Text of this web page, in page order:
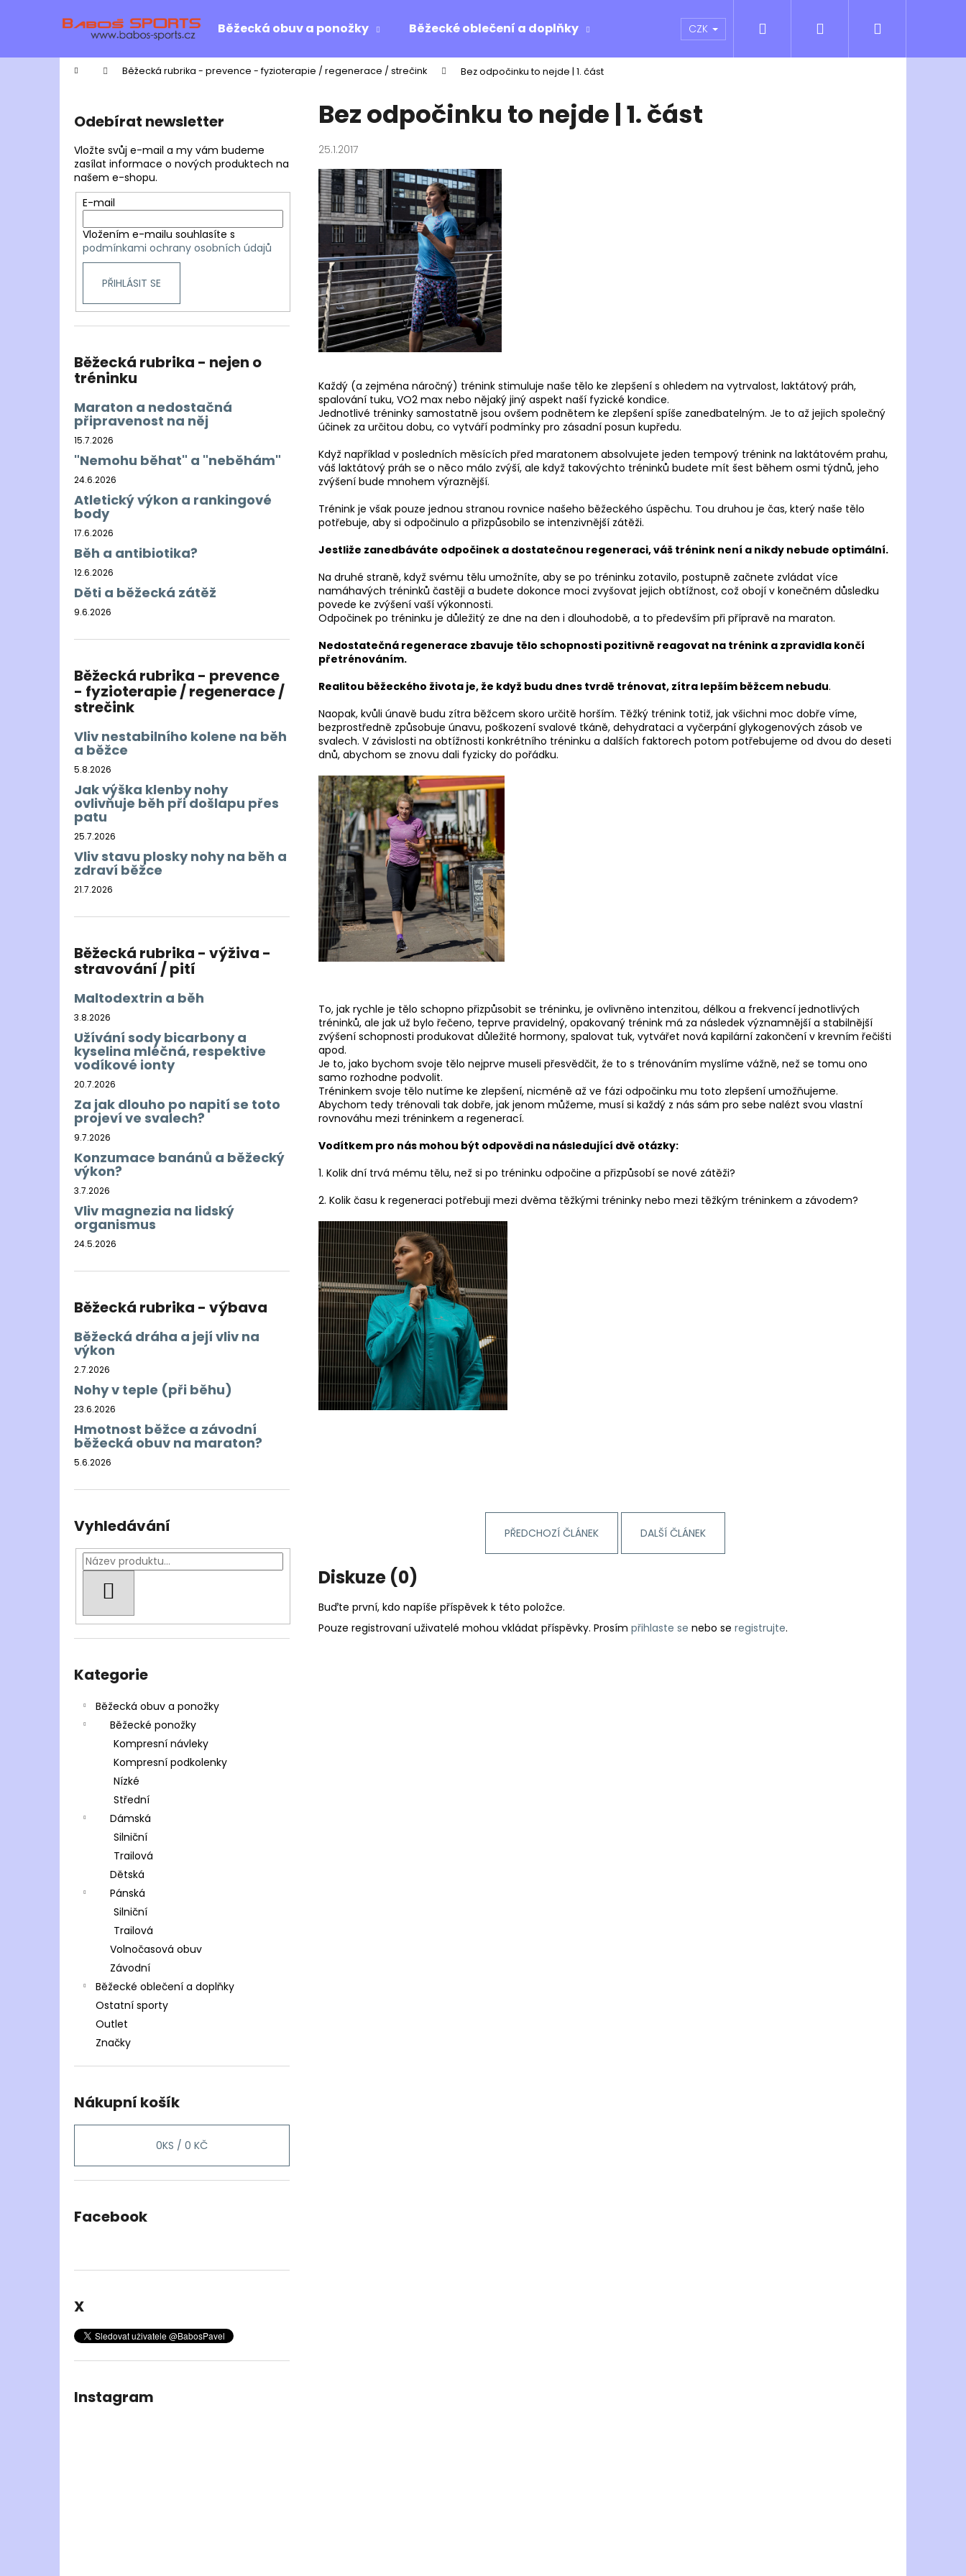
Běžecká obuv a ponožky Běžecké oblečení a doplňky Ostatní sporty Outlet Obchodní podmínky
CZK Přihlášení
Domů Běžecká rubrika - prevence - fyzioterapie / regenerace / strečink Bez odpočinku to nejde | 1. část
Odebírat newsletter
Vložte svůj e-mail a my vám budeme
zasílat informace o nových produktech na
našem e-shopu.
E-mail
Vložením e-mailu souhlasíte s
podmínkami ochrany osobních údajů
PŘIHLÁSIT SE
Běžecká rubrika - nejen o
tréninku
Maraton a nedostačná
připravenost na něj
15.7.2026
"Nemohu běhat" a "neběhám"
24.6.2026
Atletický výkon a rankingové
body
17.6.2026
Běh a antibiotika?
12.6.2026
Děti a běžecká zátěž
9.6.2026
Běžecká rubrika - prevence
- fyzioterapie / regenerace /
strečink
Vliv nestabilního kolene na běh
a běžce
5.8.2026
Jak výška klenby nohy
ovlivňuje běh při došlapu přes
patu
25.7.2026
Vliv stavu plosky nohy na běh a
zdraví běžce
21.7.2026
Běžecká rubrika - výživa -
stravování / pití
Maltodextrin a běh
3.8.2026
Užívání sody bicarbony a
kyselina mléčná, respektive
vodíkové ionty
20.7.2026
Za jak dlouho po napití se toto
projeví ve svalech?
9.7.2026
Konzumace banánů a běžecký
výkon?
3.7.2026
Vliv magnezia na lidský
organismus
24.5.2026
Běžecká rubrika - výbava
Běžecká dráha a její vliv na
výkon
2.7.2026
Nohy v teple (při běhu)
23.6.2026
Hmotnost běžce a závodní
běžecká obuv na maraton?
5.6.2026
Vyhledávání
kategorie
Kategorie
Běžecká obuv a ponožky
Běžecké ponožky
Kompresní návleky
Kompresní podkolenky
Nízké
Střední
Dámská
Silniční
Trailová
Dětská
Pánská
Silniční
Trailová
Volnočasová obuv
Závodní
Běžecké oblečení a doplňky
Ostatní sporty
Outlet
Značky
Nákupní košík
0KS / 0 KČ
Facebook
X
Instagram
Bez odpočinku to nejde | 1. část
25.1.2017
Každý (a zejména náročný) trénink stimuluje naše tělo ke zlepšení s ohledem na vytrvalost, laktátový práh,
spalování tuku, VO2 max nebo nějaký jiný aspekt naší fyzické kondice.
Jednotlivé tréninky samostatně jsou ovšem podnětem ke zlepšení spíše zanedbatelným. Je to až jejich společný
účinek za určitou dobu, co vytváří podmínky pro zásadní posun kupředu.
Když například v posledních měsících před maratonem absolvujete jeden tempový trénink na laktátovém prahu,
váš laktátový práh se o něco málo zvýší, ale když takovýchto tréninků budete mít šest během osmi týdnů, jeho
zvýšení bude mnohem výraznější.
Trénink je však pouze jednou stranou rovnice našeho běžeckého úspěchu. Tou druhou je čas, který naše tělo
potřebuje, aby si odpočinulo a přizpůsobilo se intenzivnější zátěži.
Jestliže zanedbáváte odpočinek a dostatečnou regeneraci, váš trénink není a nikdy nebude optimální.
Na druhé straně, když svému tělu umožníte, aby se po tréninku zotavilo, postupně začnete zvládat více
namáhavých tréninků častěji a budete dokonce moci zvyšovat jejich obtížnost, což obojí v konečném důsledku
povede ke zvýšení vaší výkonnosti.
Odpočinek po tréninku je důležitý ze dne na den i dlouhodobě, a to především při přípravě na maraton.
Nedostatečná regenerace zbavuje tělo schopnosti pozitivně reagovat na trénink a zpravidla končí
přetrénováním.
Realitou běžeckého života je, že když budu dnes tvrdě trénovat, zítra lepším běžcem nebudu.
Naopak, kvůli únavě budu zítra běžcem skoro určitě horším. Těžký trénink totiž, jak všichni moc dobře víme,
bezprostředně způsobuje únavu, poškození svalové tkáně, dehydrataci a vyčerpání glykogenových zásob ve
svalech. V závislosti na obtížnosti konkrétního tréninku a dalších faktorech potom potřebujeme od dvou do deseti
dnů, abychom se znovu dali fyzicky do pořádku.
To, jak rychle je tělo schopno přizpůsobit se tréninku, je ovlivněno intenzitou, délkou a frekvencí jednotlivých
tréninků, ale jak už bylo řečeno, teprve pravidelný, opakovaný trénink má za následek významnější a stabilnější
zvýšení schopnosti produkovat důležité hormony, spalovat tuk, vytvářet nová kapilární zakončení v krevním řečišti
apod.
Je to, jako bychom svoje tělo nejprve museli přesvědčit, že to s trénováním myslíme vážně, než se tomu ono
samo rozhodne podvolit.
Tréninkem svoje tělo nutíme ke zlepšení, nicméně až ve fázi odpočinku mu toto zlepšení umožňujeme.
Abychom tedy trénovali tak dobře, jak jenom můžeme, musí si každý z nás sám pro sebe nalézt svou vlastní
rovnováhu mezi tréninkem a regenerací.
Vodítkem pro nás mohou být odpovědi na následující dvě otázky:
1. Kolik dní trvá mému tělu, než si po tréninku odpočine a přizpůsobí se nové zátěži?
2. Kolik času k regeneraci potřebuji mezi dvěma těžkými tréninky nebo mezi těžkým tréninkem a závodem?
PŘEDCHOZÍ ČLÁNEK DALŠÍ ČLÁNEK
Diskuze (0)
Buďte první, kdo napíše příspěvek k této položce.
Pouze registrovaní uživatelé mohou vkládat příspěvky. Prosím přihlaste se nebo se registrujte.
í
do
do
Co potřebujete najít?
Doporučujeme
BĚŽECKÁ BUNDA RONHILL EVERYDAY
899 Kč
Původně:1 200 Kč
BĚŽECKÉ PONOŽKY HILLY CUSHION
SOCKLET
345 Kč